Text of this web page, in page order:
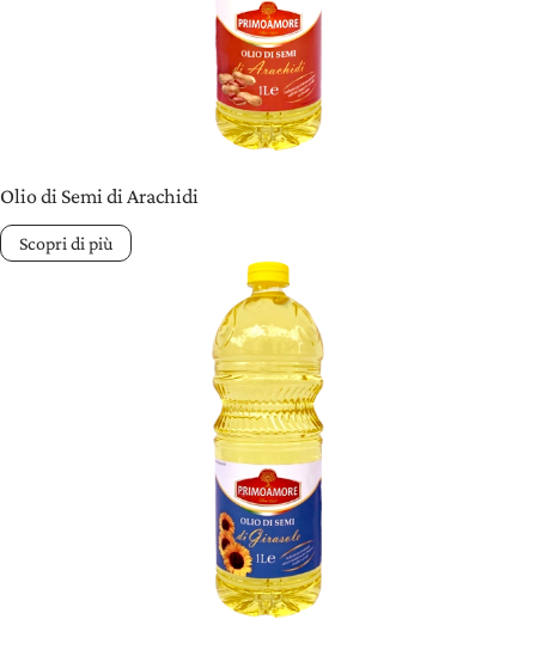
Olio di Semi di Arachidi
Scopri di più